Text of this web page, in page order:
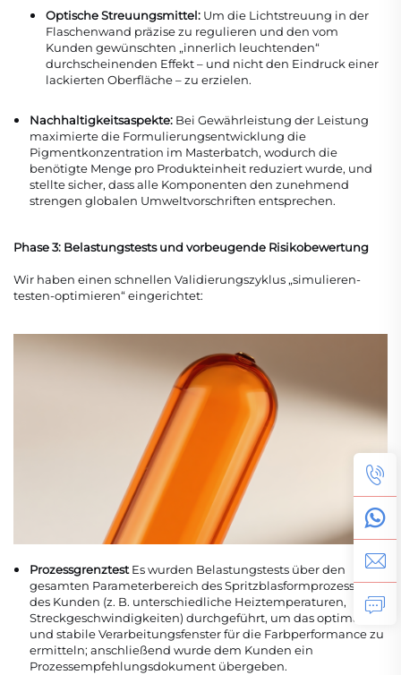
Optische Streuungsmittel: Um die Lichtstreuung in der
Flaschenwand präzise zu regulieren und den vom
Kunden gewünschten „innerlich leuchtenden“
durchscheinenden Effekt – und nicht den Eindruck einer
lackierten Oberfläche – zu erzielen.
Nachhaltigkeitsaspekte: Bei Gewährleistung der Leistung
maximierte die Formulierungsentwicklung die
Pigmentkonzentration im Masterbatch, wodurch die
benötigte Menge pro Produkteinheit reduziert wurde, und
stellte sicher, dass alle Komponenten den zunehmend
strengen globalen Umweltvorschriften entsprechen.
Phase 3: Belastungstests und vorbeugende Risikobewertung
Wir haben einen schnellen Validierungszyklus „simulieren-
testen-optimieren“ eingerichtet:
ProzessgrenztestEs wurden Belastungstests über den
gesamten Parameterbereich des Spritzblasformprozesses
des Kunden (z. B. unterschiedliche Heiztemperaturen,
Streckgeschwindigkeiten) durchgeführt, um das optimale
und stabile Verarbeitungsfenster für die Farbperformance zu
ermitteln; anschließend wurde dem Kunden ein
Prozessempfehlungsdokument übergeben.